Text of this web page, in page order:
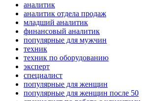
аналитик
аналитик отдела продаж
младший аналитик
финансовый аналитик
популярные для мужчин
техник
техник по оборудованию
эксперт
специалист
популярные для женщин
популярные для женщин после 50